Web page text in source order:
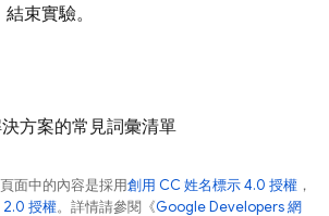
結束實驗。
方案的常見詞彙清單
面中的內容是採用創用 CC 姓名標示 4.0 授權 ，
2.0 授權。詳情請參閱《Google Developers 網